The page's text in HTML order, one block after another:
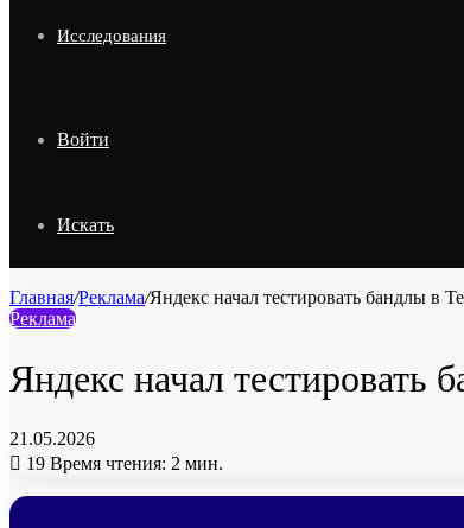
Исследования
Войти
Искать
Главная/Реклама/Яндекс начал тестировать бандлы в
Реклама
Яндекс начал тестировать
21.05.2026
19 Время чтения: 2 мин.